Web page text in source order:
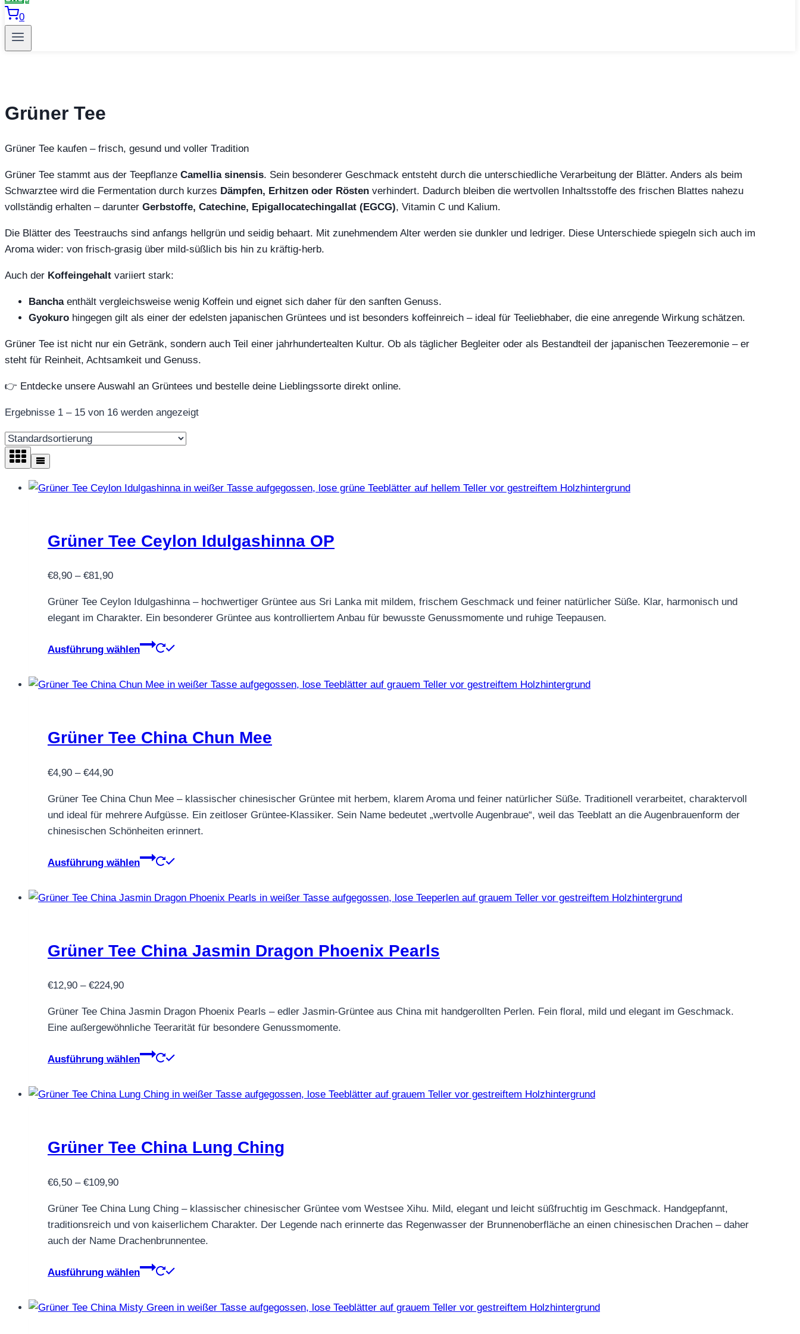
0
Grüner Tee
Grüner Tee kaufen – frisch, gesund und voller Tradition
Grüner Tee stammt aus der Teepflanze Camellia sinensis. Sein besonderer Geschmack entsteht durch die unterschiedliche Verarbeitung der Blätter. Anders als beim
Schwarztee wird die Fermentation durch kurzes Dämpfen, Erhitzen oder Rösten verhindert. Dadurch bleiben die wertvollen Inhaltsstoffe des frischen Blattes nahezu
vollständig erhalten – darunter Gerbstoffe, Catechine, Epigallocatechingallat (EGCG), Vitamin C und Kalium.
Die Blätter des Teestrauchs sind anfangs hellgrün und seidig behaart. Mit zunehmendem Alter werden sie dunkler und ledriger. Diese Unterschiede spiegeln sich auch im
Aroma wider: von frisch‑grasig über mild‑süßlich bis hin zu kräftig‑herb.
Auch der Koffeingehalt variiert stark:
Banchaenthält vergleichsweise wenig Koffein und eignet sich daher für den sanften Genuss.
Gyokuro hingegen gilt als einer der edelsten japanischen Grüntees und ist besonders koffeinreich – ideal für Teeliebhaber, die eine anregende Wirkung schätzen.
Grüner Tee ist nicht nur ein Getränk, sondern auch Teil einer jahrhundertealten Kultur. Ob als täglicher Begleiter oder als Bestandteil der japanischen Teezeremonie – er
steht für Reinheit, Achtsamkeit und Genuss.
👉 Entdecke unsere Auswahl an Grüntees und bestelle deine Lieblingssorte direkt online.
Ergebnisse 1 – 15 von 16 werden angezeigt
Grüner Tee Ceylon Idulgashinna OP
€8,90 – €81,90Preisspanne:
bis
€81,90
Grüner Tee Ceylon Idulgashinna – hochwertiger Grüntee aus Sri Lanka mit mildem, frischem Geschmack und feiner natürlicher Süße. Klar, harmonisch und
elegant im Charakter. Ein besonderer Grüntee aus kontrolliertem Anbau für bewusste Genussmomente und ruhige Teepausen.
Ausführung wählen
Dieses
mehrere
Die
der
Produktseite
gewählt
Grüner Tee China Chun Mee
€4,90 – €44,90Preisspanne:
bis
€44,90
Grüner Tee China Chun Mee – klassischer chinesischer Grüntee mit herbem, klarem Aroma und feiner natürlicher Süße. Traditionell verarbeitet, charaktervoll
und ideal für mehrere Aufgüsse. Ein zeitloser Grüntee-Klassiker. Sein Name bedeutet „wertvolle Augenbraue“, weil das Teeblatt an die Augenbrauenform der
chinesischen Schönheiten erinnert.
Ausführung wählen
Dieses
mehrere
Die
der
Produktseite
Grüner Tee China Jasmin Dragon Phoenix Pearls
€12,90 – €224,90Preisspanne:
bis
€224,90
Grüner Tee China Jasmin Dragon Phoenix Pearls – edler Jasmin-Grüntee aus China mit handgerollten Perlen. Fein floral, mild und elegant im Geschmack.
Eine außergewöhnliche Teerarität für besondere Genussmomente.
Ausführung wählen
Dieses
mehrere
Die
der
Produktseite
gewählt
Grüner Tee China Lung Ching
€6,50 – €109,90Preisspanne:
bis
€109,90
Grüner Tee China Lung Ching – klassischer chinesischer Grüntee vom Westsee Xihu. Mild, elegant und leicht süßfruchtig im Geschmack. Handgepfannt,
traditionsreich und von kaiserlichem Charakter. Der Legende nach erinnerte das Regenwasser der Brunnenoberfläche an einen chinesischen Drachen – daher
auch der Name Drachenbrunnentee.
Ausführung wählen
Dieses
mehrere